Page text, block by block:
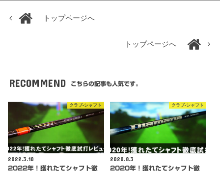
トップページへ
トップページへ
RECOMMEND こちらの記事も人気です。
クラブ-シャフト
2022.3.10
2022年！獲れたてシャフト徹
クラブ-シャフト
2020.8.3
2020年！獲れたてシャフト徹